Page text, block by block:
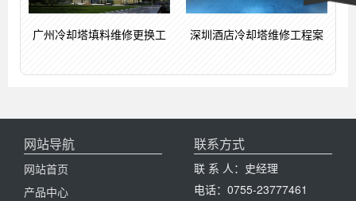
广州冷却塔填料维修更换工 深圳酒店冷却塔维修工程案
网站导航
网站首页
产品中心
联系方式
联 系 人：史经理
电话：0755-23777461